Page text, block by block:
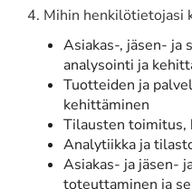
4. Mihin henkilötietojasi
Asiakas-, jäsen- ja
analysointi ja
Tuotteiden ja
kehittäminen
Tilausten toimitus,
Analytiikka ja
Asiakas- ja jäsen-
toteuttaminen ja